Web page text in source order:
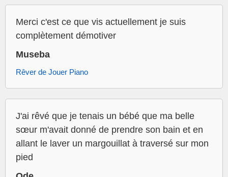
Merci c'est ce que vis actuellement je suis
complètement démotiver
Museba
Rêver de Jouer Piano
J'ai rêvé que je tenais un bébé que ma belle
sœur m'avait donné de prendre son bain et en
allant le laver un margouillat à traversé sur mon
pied